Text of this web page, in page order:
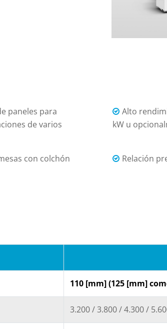
paneles para
de varios
Alto
kW u
con colchón
Relación
110 [mm] (125 [mm]
3.200 / 3.800 / 4.300 /